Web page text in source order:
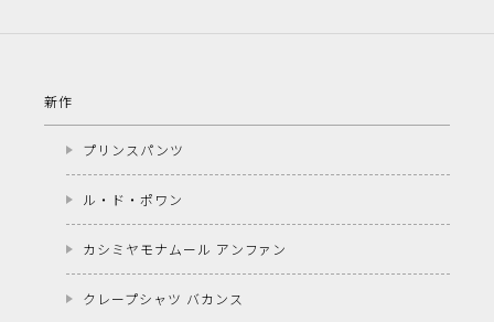
新作
プリンスパンツ
ル・ド・ポワン
カシミヤモナムール アンファン
クレープシャツ バカンス